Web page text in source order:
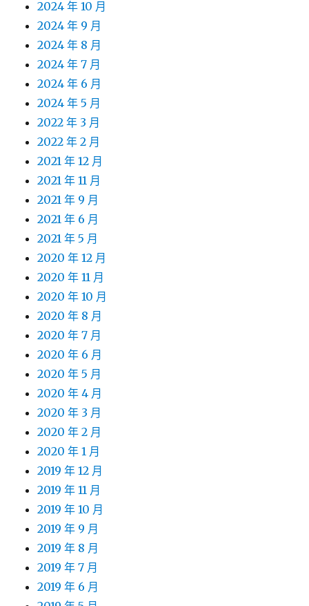
2024 年 10 月
2024 年 9 月
2024 年 8 月
2024 年 7 月
2024 年 6 月
2024 年 5 月
2022 年 3 月
2022 年 2 月
2021 年 12 月
2021 年 11 月
2021 年 9 月
2021 年 6 月
2021 年 5 月
2020 年 12 月
2020 年 11 月
2020 年 10 月
2020 年 8 月
2020 年 7 月
2020 年 6 月
2020 年 5 月
2020 年 4 月
2020 年 3 月
2020 年 2 月
2020 年 1 月
2019 年 12 月
2019 年 11 月
2019 年 10 月
2019 年 9 月
2019 年 8 月
2019 年 7 月
2019 年 6 月